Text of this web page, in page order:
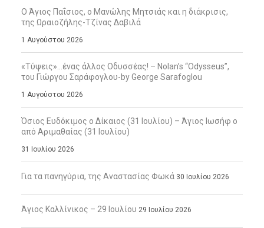
Ο Άγιος Παΐσιος, ο Μανώλης Μητσιάς και η διάκρισις,
της Ωραιοζήλης-Τζίνας Δαβιλά
1 Αυγούστου 2026
«Τύψεις»…ένας άλλος Οδυσσέας! – Nolan’s “Odysseus”,
του Γιώργου Σαράφογλου-by George Sarafoglou
1 Αυγούστου 2026
Όσιος Ευδόκιμος ο Δίκαιος (31 Ιουλίου) – Άγιος Ιωσήφ ο
από Αριμαθαίας (31 Ιουλίου)
31 Ιουλίου 2026
Για τα πανηγύρια, της Αναστασίας Φωκά 30 Ιουλίου 2026
Άγιος Καλλίνικος – 29 Ιουλίου 29 Ιουλίου 2026